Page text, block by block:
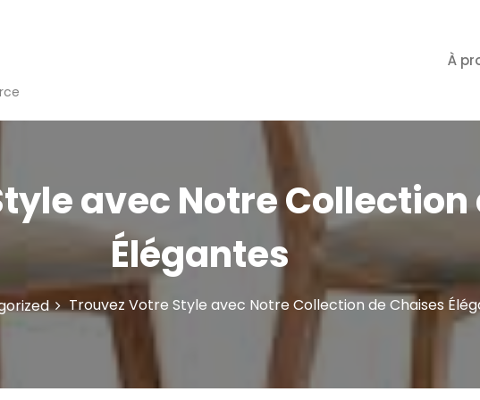
À
avec Notre Collection
Élégantes
Trouvez Votre Style avec Notre Collection de Chaises